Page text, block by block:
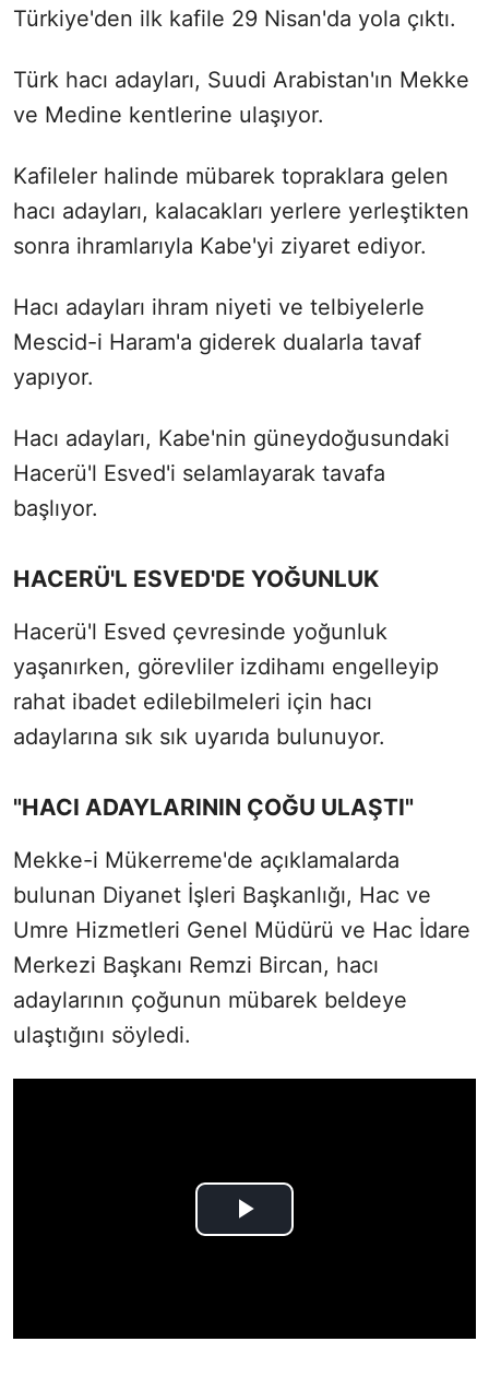
Türkiye'den ilk kafile 29 Nisan'da yola çıktı.
Türk hacı adayları, Suudi Arabistan'ın Mekke
ve Medine kentlerine ulaşıyor.
Kafileler halinde mübarek topraklara gelen
hacı adayları, kalacakları yerlere yerleştikten
sonra ihramlarıyla Kabe'yi ziyaret ediyor.
Hacı adayları ihram niyeti ve telbiyelerle
Mescid-i Haram'a giderek dualarla tavaf
yapıyor.
Hacı adayları, Kabe'nin güneydoğusundaki
Hacerü'l Esved'i selamlayarak tavafa
başlıyor.
HACERÜ'L ESVED'DE YOĞUNLUK
Hacerü'l Esved çevresinde yoğunluk
yaşanırken, görevliler izdihamı engelleyip
rahat ibadet edilebilmeleri için hacı
adaylarına sık sık uyarıda bulunuyor.
"HACI ADAYLARININ ÇOĞU ULAŞTI"
Mekke-i Mükerreme'de açıklamalarda
bulunan Diyanet İşleri Başkanlığı, Hac ve
Umre Hizmetleri Genel Müdürü ve Hac İdare
Merkezi Başkanı Remzi Bircan, hacı
adaylarının çoğunun mübarek beldeye
ulaştığını söyledi.